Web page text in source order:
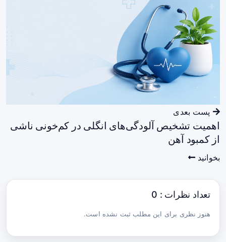
پست بعدی
اهمیت تشخیص آلودگی‌های انگلی در کم‌خونی ناشی
از کمبود آهن
بخوانید
تعداد نظرات : 0
هنوز نظری برای این مطلب ثبت نشده است.